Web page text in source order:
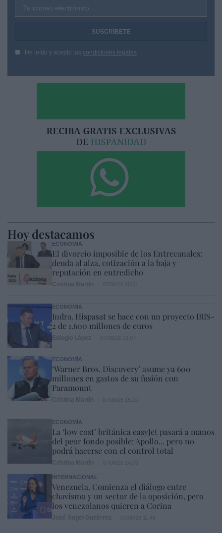
Tu correo electrónico...
He leído y acepto las condiciones legales
Hoy destacamos
ECONOMÍA
El divorcio imposible de los Entrecanales:
deuda al alza, cotización a la baja y
reputación en entredicho
ECONOMÍA
Indra. Hispasat se hace con un proyecto IRIS-
2 de 1.600 millones de euros
ECONOMÍA
‘Warner Bros. Discovery’ asume ya 600
millones en gastos de su fusión con
Paramount
ECONOMÍA
La ‘low cost’ británica easyJet pasará a manos
del peor fondo posible: Apollo... pero no
podrá hacerse con el control total
INTERNACIONAL
Venezuela. Comienza el diálogo entre
chavismo y un sector de la oposición, pero
los venezolanos quieren a Corina